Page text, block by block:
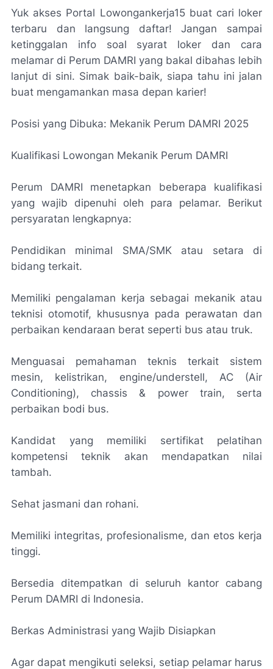
Yuk akses Portal Lowongankerja15 buat cari loker
terbaru dan langsung daftar! Jangan sampai
ketinggalan info soal syarat loker dan cara
melamar di Perum DAMRI yang bakal dibahas lebih
lanjut di sini. Simak baik-baik, siapa tahu ini jalan
buat mengamankan masa depan karier!
Posisi yang Dibuka: Mekanik Perum DAMRI 2025
Kualifikasi Lowongan Mekanik Perum DAMRI
Perum DAMRI menetapkan beberapa kualifikasi
yang wajib dipenuhi oleh para pelamar. Berikut
persyaratan lengkapnya:
Pendidikan minimal SMA/SMK atau setara di
bidang terkait.
Memiliki pengalaman kerja sebagai mekanik atau
teknisi otomotif, khususnya pada perawatan dan
perbaikan kendaraan berat seperti bus atau truk.
Menguasai pemahaman teknis terkait sistem
mesin, kelistrikan, engine/understell, AC (Air
Conditioning), chassis & power train, serta
perbaikan bodi bus.
Kandidat yang memiliki sertifikat pelatihan
kompetensi teknik akan mendapatkan nilai
tambah.
Sehat jasmani dan rohani.
Memiliki integritas, profesionalisme, dan etos kerja
tinggi.
Bersedia ditempatkan di seluruh kantor cabang
Perum DAMRI di Indonesia.
Berkas Administrasi yang Wajib Disiapkan
Agar dapat mengikuti seleksi, setiap pelamar harus